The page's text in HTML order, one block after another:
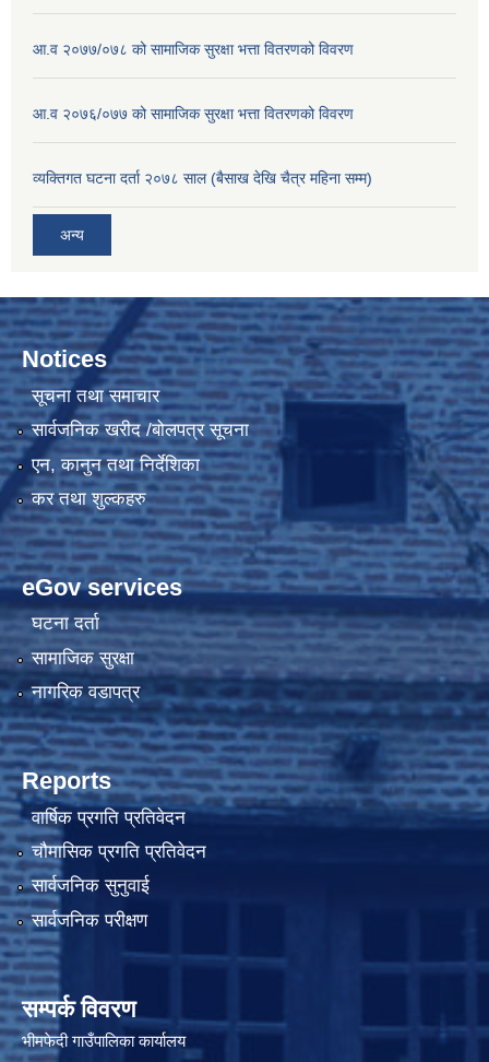
आ.व २०७७/०७८ को सामाजिक सुरक्षा भत्ता वितरणको विवरण
आ.व २०७६/०७७ को सामाजिक सुरक्षा भत्ता वितरणको विवरण
व्यक्तिगत घटना दर्ता २०७८ साल (बैसाख देखि चैत्र महिना सम्म)
अन्य
Notices
सूचना तथा समाचार
सार्वजनिक खरीद /बोलपत्र सूचना
एन, कानुन तथा निर्देशिका
कर तथा शुल्कहरु
eGov services
घटना दर्ता
सामाजिक सुरक्षा
नागरिक वडापत्र
Reports
वार्षिक प्रगति प्रतिवेदन
चौमासिक प्रगति प्रतिवेदन
सार्वजनिक सुनुवाई
सार्वजनिक परीक्षण
सम्पर्क विवरण
भीमफेदी गाउँपालिका कार्यालय